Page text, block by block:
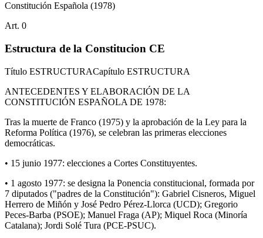
Constitución Española (1978)
Art. 0
Estructura de la Constitucion CE
Título ESTRUCTURACapítulo ESTRUCTURA
ANTECEDENTES Y ELABORACIÓN DE LA
CONSTITUCIÓN ESPAÑOLA DE 1978:
Tras la muerte de Franco (1975) y la aprobación de la Ley para la
Reforma Política (1976), se celebran las primeras elecciones
democráticas.
• 15 junio 1977: elecciones a Cortes Constituyentes.
• 1 agosto 1977: se designa la Ponencia constitucional, formada por
7 diputados ("padres de la Constitución"): Gabriel Cisneros, Miguel
Herrero de Miñón y José Pedro Pérez-Llorca (UCD); Gregorio
Peces-Barba (PSOE); Manuel Fraga (AP); Miquel Roca (Minoría
Catalana); Jordi Solé Tura (PCE-PSUC).